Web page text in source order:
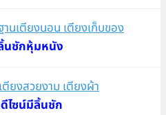
นชักหุ้มหนัง
ไซน์มีลิ้นชัก